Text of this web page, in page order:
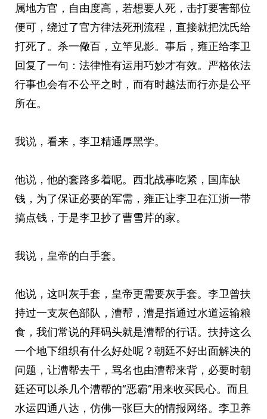
属地方官，自由度高，若想要人死，击打要害部位
便可，绕过了官方律法死刑流程，直接就把沈氏给
打死了。杀一儆百，立竿见影。事后，雍正给李卫
回复了一句：法律惟有运用巧妙才有效。严格依法
行事也会有不公平之时，而有时越法而行亦是公平
所在。
我说，看来，李卫精通厚黑学。
他说，他的套路多着呢。西北战事吃紧，国库缺
钱，为了保证必要的军需，雍正让李卫在江浙一带
搞点钱，于是李卫抄了曹雪芹的家。
我说，皇帝的白手套。
他说，这叫灰手套，皇帝更需要灰手套。李卫曾扶
持过一支灰色部队，漕帮，漕是指通过水道运输粮
食，我们常说的拜码头就是漕帮的行话。扶持这么
一个地下组织有什么好处呢？朝廷不好出面解决的
问题，让漕帮去干，骂名也由漕帮来背，必要时朝
廷还可以杀几个漕帮的“恶霸”用来收买民心。而且
水运四通八达，仿佛一张巨大的情报网络。李卫养